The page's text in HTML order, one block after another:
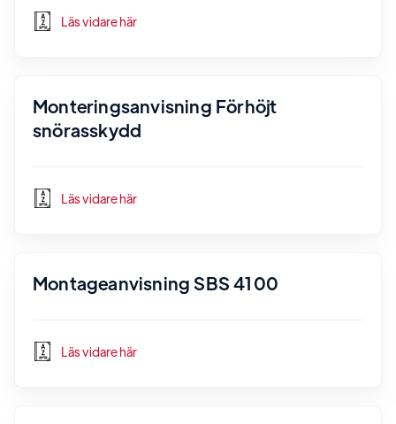
Läs vidare här
Monteringsanvisning Förhöjt
snörasskydd
Läs vidare här
Montageanvisning SBS 4100
Läs vidare här